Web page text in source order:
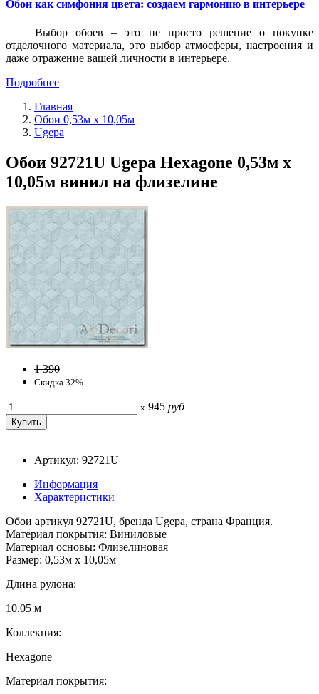
Обои как симфония цвета: создаем гармонию в интерьере
Выбор обоев – это не просто решение о покупке
отделочного материала, это выбор атмосферы, настроения и
даже отражение вашей личности в интерьере.
Подробнее
Главная
Обои 0,53м x 10,05м
Ugepa
Обои 92721U Ugepa Hexagone 0,53м x
10,05м винил на флизелине
1 390
Скидка 32%
x 945 руб
Артикул: 92721U
Информация
Характеристики
Обои артикул 92721U, бренда Ugepa, страна Франция.
Материал покрытия: Виниловые
Материал основы: Флизелиновая
Размер: 0,53м x 10,05м
Длина рулона:
10.05 м
Коллекция:
Hexagone
Материал покрытия: